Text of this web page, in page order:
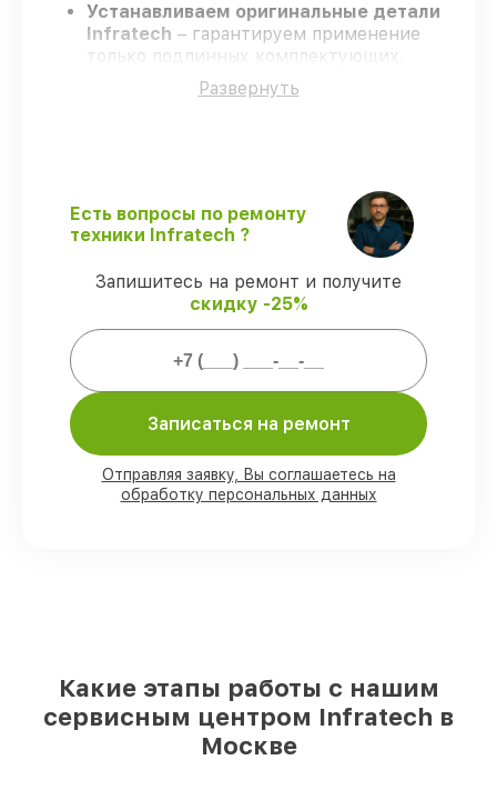
Устанавливаем оригинальные детали
Infratech – гарантируем применение
только подлинных комплектующих.
Сертифицированные мастера
проходят постоянное обучение, что
оптического прицела Infratech IT-204C
строго по договоренности.
Поддержка после ремонта – все
ремонтные услуги и комплектующие
защищены официальной гарантией
Мы гарантируем:
работ выполняем с возможностью
личного присутствия владельца
90%комплектующих Infratech имеются
на складе в Москве, остальные доступны
Развернуть
Есть вопросы по ремонту
техники Infratech ?
Запишитесь на ремонт и получите
скидку -25%
Записаться на ремонт
Отправляя заявку, Вы соглашаетесь на
обработку персональных данных
Какие этапы работы с нашим
сервисным центром Infratech в
Москве